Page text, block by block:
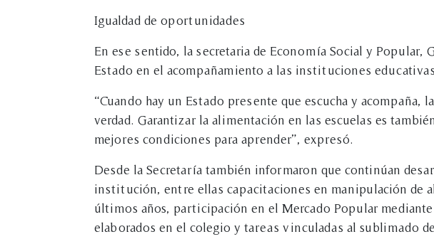
Igualdad de oportunidades
En ese sentido, la secretaria de Economía Social y Popular,
Estado en el acompañamiento a las instituciones
“Cuando hay un Estado presente que escucha y acompaña,
verdad. Garantizar la alimentación en las escuelas es
mejores condiciones para aprender”, expresó.
Desde la Secretaría también informaron que continúan
institución, entre ellas capacitaciones en manipulación de
últimos años, participación en el Mercado Popular
elaborados en el colegio y tareas vinculadas al sublimado